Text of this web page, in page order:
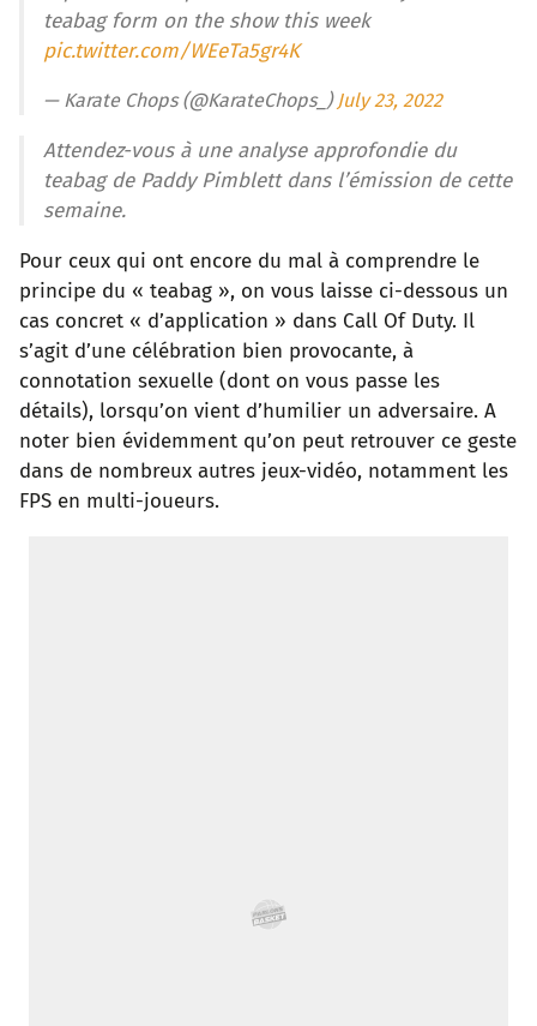
teabag form on the show this week
pic.twitter.com/WEeTa5gr4K
— Karate Chops (@KarateChops_)July 23, 2022
Attendez-vous à une analyse approfondie du
teabag de Paddy Pimblett dans l’émission de cette
semaine.
Pour ceux qui ont encore du mal à comprendre le
principe du « teabag », on vous laisse ci-dessous un
cas concret « d’application » dans Call Of Duty. Il
s’agit d’une célébration bien provocante, à
connotation sexuelle (dont on vous passe les
détails), lorsqu’on vient d’humilier un adversaire. A
noter bien évidemment qu’on peut retrouver ce geste
dans de nombreux autres jeux-vidéo, notamment les
FPS en multi-joueurs.